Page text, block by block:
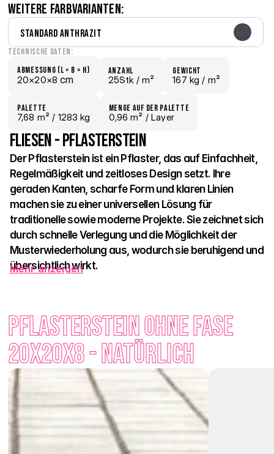
Weitere Farbvarianten:
Standard Anthrazit
Technische Daten:
Abmessung (L × B × H)
20×20×8 cm
Anzahl
25Stk / m²
Gewicht
167 kg / m²
Palette
7,68 m² / 1283 kg
Menge auf der Palette
0,96 m² / Layer
Fliesen - Pflasterstein
Der Pflasterstein ist ein Pflaster, das auf Einfachheit,
Regelmäßigkeit und zeitloses Design setzt. Ihre
geraden Kanten, scharfe Form und klaren Linien
machen sie zu einer universellen Lösung für
traditionelle sowie moderne Projekte. Sie zeichnet sich
durch schnelle Verlegung und die Möglichkeit der
Musterwiederholung aus, wodurch sie beruhigend und
übersichtlich wirkt.
Größen – ein spielerisches Mosaik mit Rhythmus und Struktur
bieten. Sie wird in drei Farbtönen hergestellt: Natural, Rot
und Anthrazit, die je nach Bedarf oder umgebender
Architektur kombiniert werden können. Würfel für Würfel –
oder doch lieber Kombinationen von Größen?
Versuchen Sie es auf Ihre Weise.
Mehr anzeigen
Pflasterstein ohne Fase
20x20x8 - Natürlich